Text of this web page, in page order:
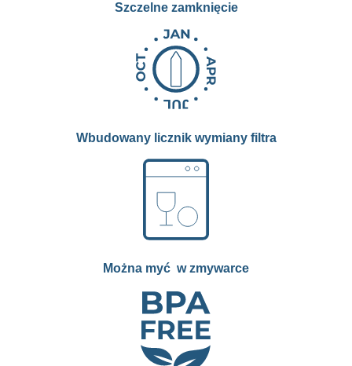
Szczelne zamknięcie
Wbudowany licznik wymiany filtra
Można myć w zmywarce